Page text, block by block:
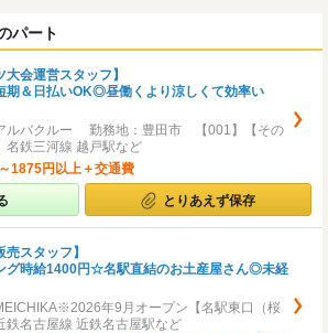
パート
大会運営スタッフ】
期＆日払いOK◎昼働くより涼しくて効率い
ルバクルー 勤務地：豊田市 【001】【その
名鉄三河線 越戸駅など
1875円以上＋交通費
とりあえず保存
売スタッフ】
グ時給1400円☆名駅直結のお土産屋さん◎未経
年9月オープン【名駅東口（桜
鉄名古屋線 近鉄名古屋駅など